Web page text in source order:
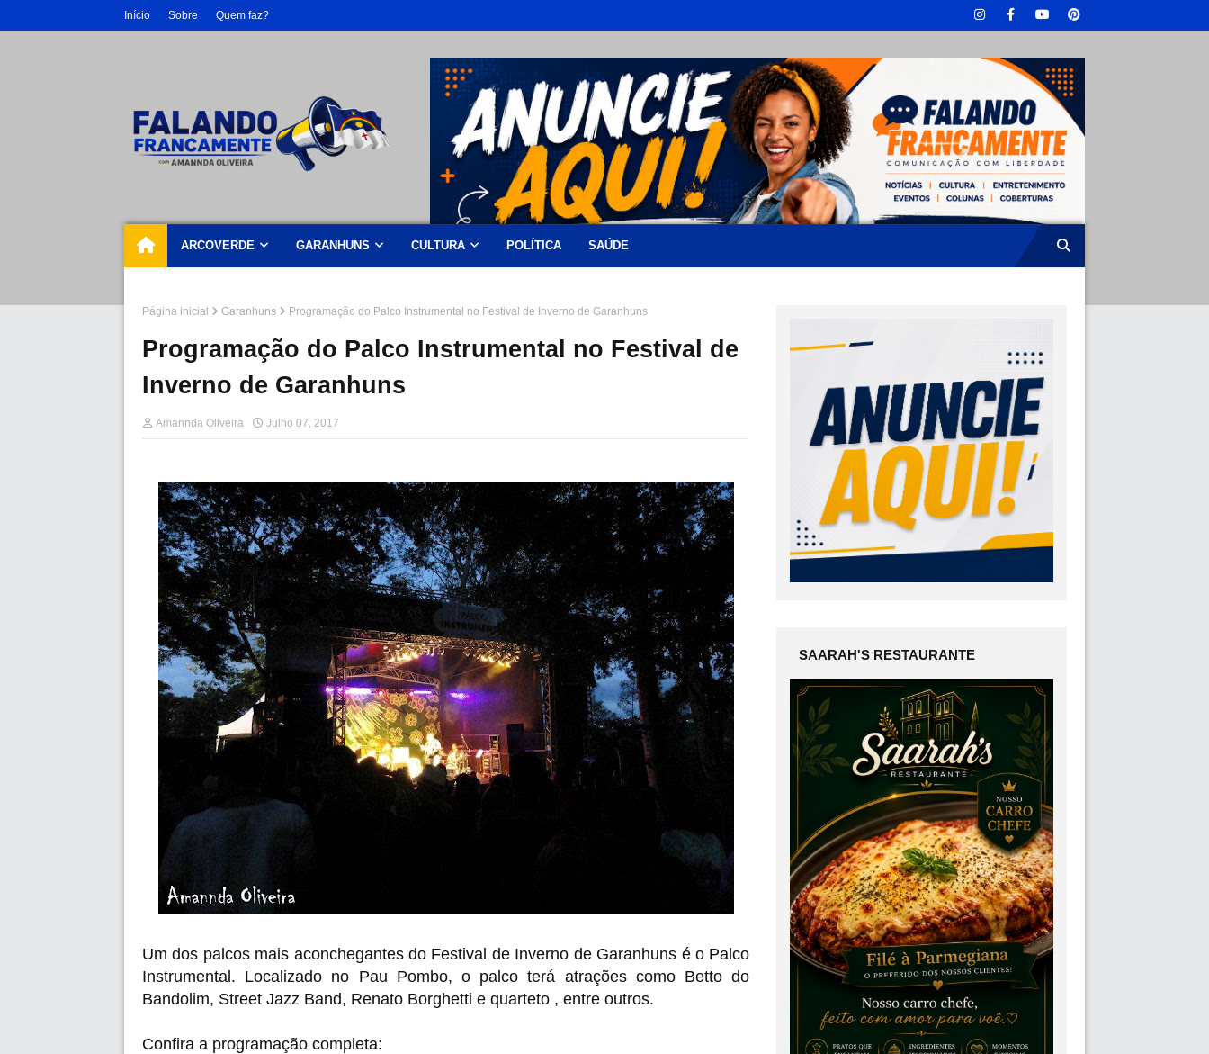
Início Sobre Quem faz?
ARCOVERDE GARANHUNS CULTURA POLÍTICA SAÚDE
Página inicial Garanhuns Programação do Palco Instrumental no Festival de Inverno de Garanhuns
Programação do Palco Instrumental no Festival de
Inverno de Garanhuns
Amannda Oliveira Julho 07, 2017
Um dos palcos mais aconchegantes do Festival de Inverno de Garanhuns é o Palco
Instrumental. Localizado no Pau Pombo, o palco terá atrações como Betto do
Bandolim, Street Jazz Band, Renato Borghetti e quarteto , entre outros.
Confira a programação completa:
SAARAH'S RESTAURANTE